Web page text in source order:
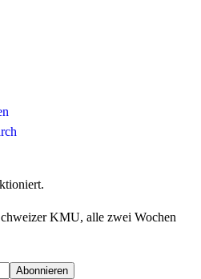
KMU, alle zwei Wochen
Abonnieren